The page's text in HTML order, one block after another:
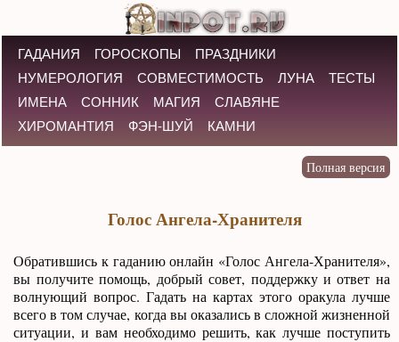
ГАДАНИЯ ГОРОСКОПЫ
ПРАЗДНИКИ
НУМЕРОЛОГИЯ
СОВМЕСТИМОСТЬ ЛУНА
ТЕСТЫ
ИМЕНА
СОННИК МАГИЯ
СЛАВЯНЕ
ХИРОМАНТИЯ
ФЭН-ШУЙ КАМНИ
Голос Ангела-Хранителя
Обратившись к гаданию онлайн «Голос Ангела-Хранителя»,
вы получите помощь, добрый совет, поддержку и ответ на
волнующий вопрос. Гадать на картах этого оракула лучше
всего в том случае, когда вы оказались в сложной жизненной
ситуации, и вам необходимо решить, как лучше поступить